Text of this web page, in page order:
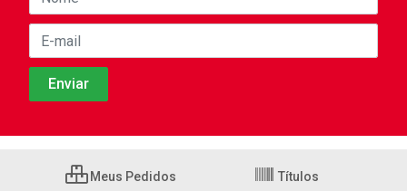
Meus Pedidos Títulos